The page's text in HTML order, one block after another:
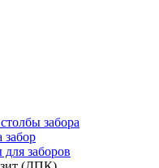
забора
заборов